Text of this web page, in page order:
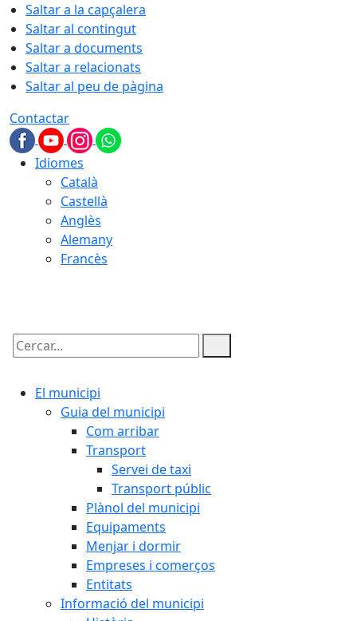
Saltar a la capçalera
Saltar al contingut
Saltar a documents
Saltar a relacionats
Saltar al peu de pàgina
Contactar
Idiomes
Català
Castellà
Anglès
Alemany
Francès
Cercar:
El municipi
Guia del municipi
Com arribar
Transport
Servei de taxi
Transport públic
Plànol del municipi
Equipaments
Menjar i dormir
Empreses i comerços
Entitats
Informació del municipi